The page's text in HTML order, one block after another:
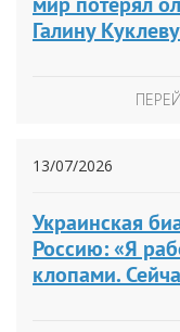
Галину Куклеву
13/07/2026
Украинская
Россию: «Я
клопами.